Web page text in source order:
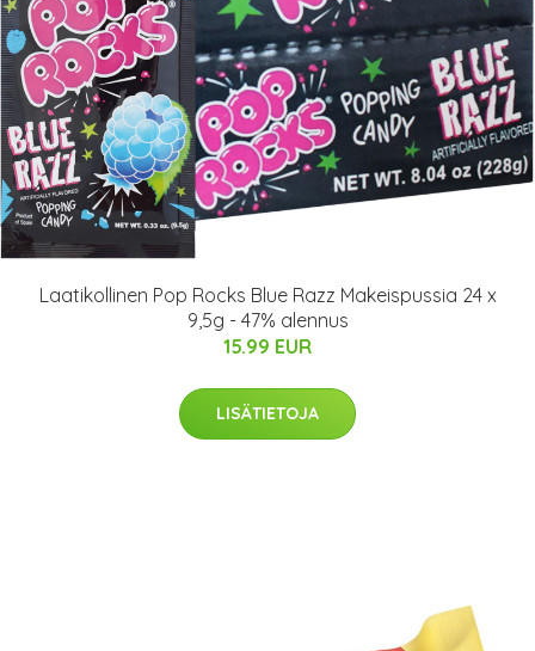
Laatikollinen Pop Rocks Blue Razz Makeispussia 24 x
9,5g - 47% alennus
15.99 EUR
LISÄTIETOJA